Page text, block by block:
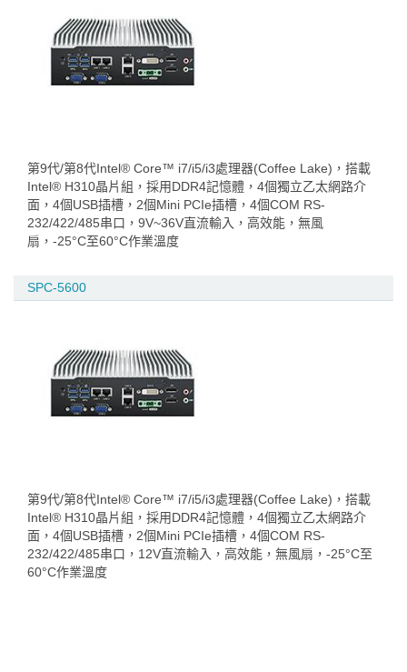
第9代/第8代Intel® Core™ i7/i5/i3處理器(Coffee Lake)，搭載
Intel® H310晶片組，採用DDR4記憶體，4個獨立乙太網路介
面，4個USB插槽，2個Mini PCIe插槽，4個COM RS-
232/422/485串口，9V~36V直流輸入，高效能，無風
扇，-25°C至60°C作業溫度
SPC-5600
第9代/第8代Intel® Core™ i7/i5/i3處理器(Coffee Lake)，搭載
Intel® H310晶片組，採用DDR4記憶體，4個獨立乙太網路介
面，4個USB插槽，2個Mini PCIe插槽，4個COM RS-
232/422/485串口，12V直流輸入，高效能，無風扇，-25°C至
60°C作業溫度